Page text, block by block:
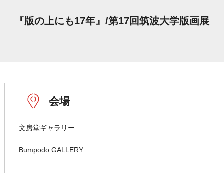
『版の上にも17年』/第17回筑波大学版画展
会場
文房堂ギャラリー
Bumpodo GALLERY